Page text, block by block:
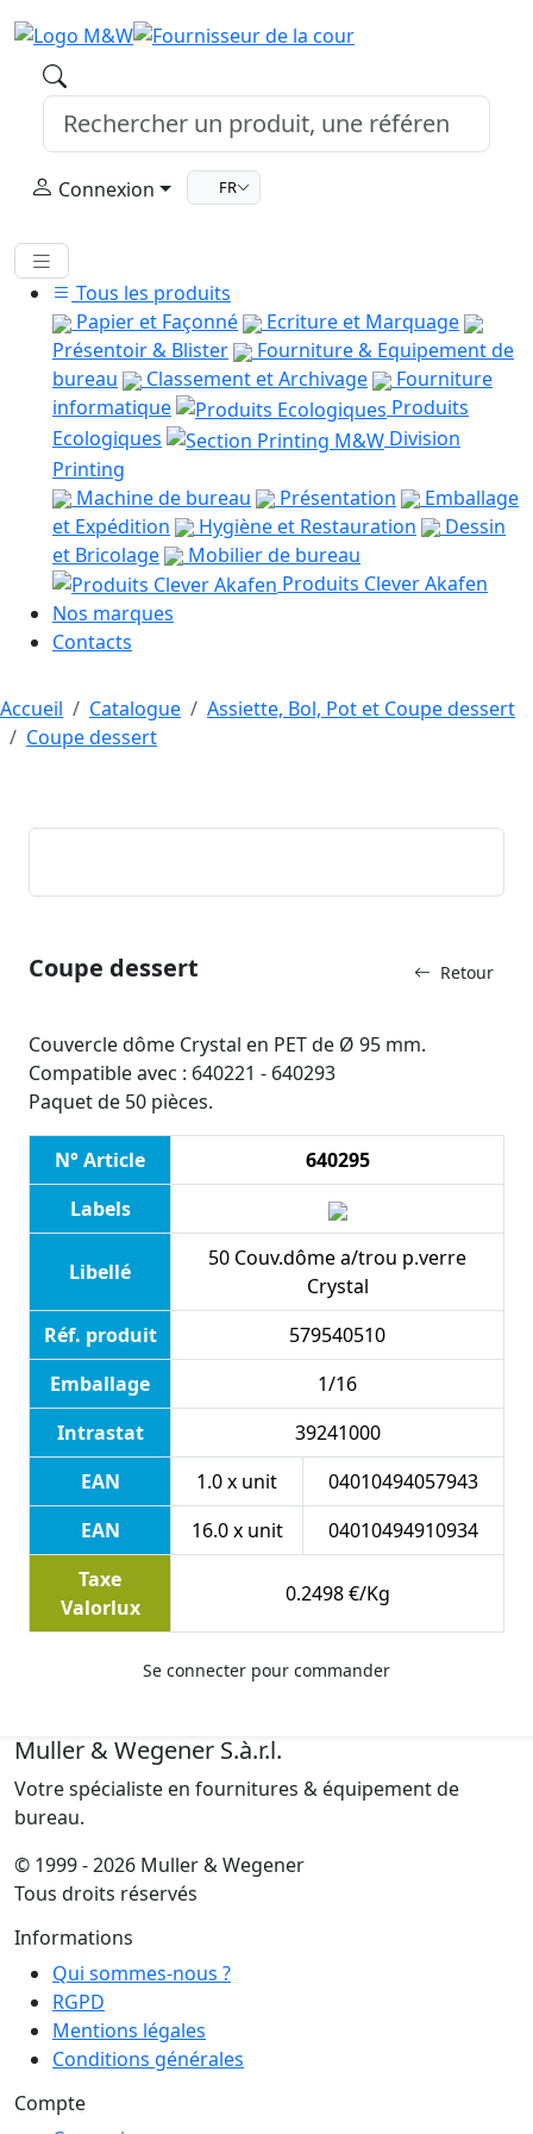
Connexion FR
Tous les produits
Papier et Façonné
Ecriture et Marquage
Présentoir & Blister
Fourniture & Equipement de
bureau
Classement et Archivage
Fourniture
informatique
Produits
Ecologiques
Division
Printing
Machine de bureau
Présentation
Emballage
et Expédition
Hygiène et Restauration
Dessin
et Bricolage
Mobilier de bureau
Produits Clever Akafen
Nos marques
Contacts
Accueil Catalogue
Assiette, Bol, Pot et Coupe dessert
Coupe dessert
Retour
Coupe dessert
Couvercle dôme Crystal en PET de Ø 95 mm.
Compatible avec : 640221 - 640293
Paquet de 50 pièces.
N° Article
640295
Labels
Libellé
50 Couv.dôme a/trou p.verre
Crystal
Réf. produit
579540510
Emballage
1/16
Intrastat
39241000
EAN
1.0 x unit
04010494057943
EAN
16.0 x unit
04010494910934
Taxe
Valorlux
0.2498 €/Kg
Se connecter pour commander
Muller & Wegener S.à.r.l.
Votre spécialiste en fournitures & équipement de
bureau.
© 1999 - 2026 Muller & Wegener
Tous droits réservés
Informations
Qui sommes-nous ?
RGPD
Mentions légales
Conditions générales
Compte